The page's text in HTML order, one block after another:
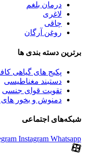
درمان بلغم
لاغری
چاقی
روغن آرگان
برترین‌ دسته بندی ها
پکیج های گیاهی
دستبند مغناطیسی
تقویت قوای جنسی
دمنوش و بخور های
شبکه‌های اجتماعی
Instagram Whatsapp